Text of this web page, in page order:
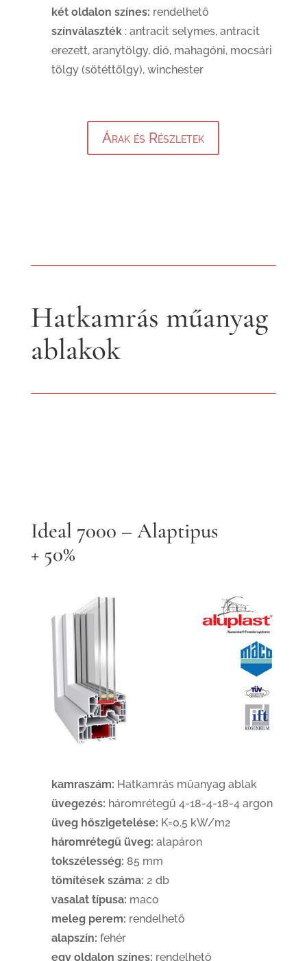
két oldalon színes: rendelhető
színválaszték: antracit selymes, antracit
erezett, aranytölgy, dió, mahagóni, mocsári
tölgy (sötéttölgy), winchester
Árak és Részletek
Hatkamrás műanyag
ablakok
Ideal 7000 – Alaptipus
+ 50%
kamraszám: Hatkamrás műanyag ablak
üvegezés: háromrétegű 4-18-4-18-4 argon
üveg hőszigetelése: K=0.5 kW/m2
háromrétegű üveg: alapáron
tokszélesség: 85 mm
tömítések száma: 2 db
vasalat típusa: maco
meleg perem: rendelhető
alapszín: fehér
egy oldalon színes: rendelhető